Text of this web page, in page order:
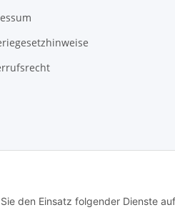
den Einsatz folgender Dienste